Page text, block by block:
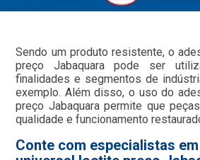
Sendo um produto resistente, o
preço Jabaquara pode ser
finalidades e segmentos de
exemplo. Além disso, o uso do
preço Jabaquara permite que
qualidade e funcionamento
Conte com especialistas